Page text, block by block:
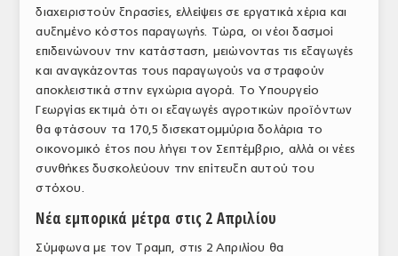
ΕΛΛΗΝΙΚΗ ΝΟΜΟΘΕΣΙΑ
ΕΥΡΩΠΑΪΚΗ ΝΟΜΟΘΕΣΙΑ
ΤΟ ΠΕΡΙΟΔΙΚΟ
Profile
ΑΡΧΕΙΟ ΤΕΥΧΩΝ
ΣΥΝΕΔΡΙΟ ΚΡΕΑΤΟΣ
διαχειριστούν ξηρασίες, ελλείψεις σε εργατικά χέρια και
αυξημένο κόστος παραγωγής. Τώρα, οι νέοι δασμοί
επιδεινώνουν την κατάσταση, μειώνοντας τις εξαγωγές
και αναγκάζοντας τους παραγωγούς να στραφούν
αποκλειστικά στην εγχώρια αγορά. Το Υπουργείο
Γεωργίας εκτιμά ότι οι εξαγωγές αγροτικών προϊόντων
θα φτάσουν τα 170,5 δισεκατομμύρια δολάρια το
οικονομικό έτος που λήγει τον Σεπτέμβριο, αλλά οι νέες
συνθήκες δυσκολεύουν την επίτευξη αυτού του
στόχου.
Νέα εμπορικά μέτρα στις 2 Απριλίου
Σύμφωνα με τον Τραμπ, στις 2 Απριλίου θα